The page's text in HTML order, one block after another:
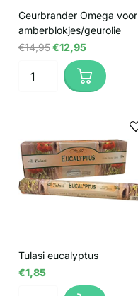
Geurbrander Omega voor
amberblokjes/geurolie
€14,95€12,95
Tulasi eucalyptus
€1,85